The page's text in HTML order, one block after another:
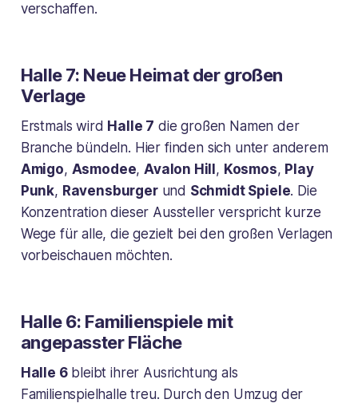
verschaffen.
Halle 7: Neue Heimat der großen
Verlage
Erstmals wird Halle 7 die großen Namen der
Branche bündeln. Hier finden sich unter anderem
Amigo, Asmodee,Avalon Hill , Kosmos, Play
Punk, Ravensburgerund Schmidt Spiele. Die
Konzentration dieser Aussteller verspricht kurze
Wege für alle, die gezielt bei den großen Verlagen
vorbeischauen möchten.
Halle 6: Familienspiele mit
angepasster Fläche
Halle 6bleibt ihrer Ausrichtung als
Familienspielhalle treu. Durch den Umzug der